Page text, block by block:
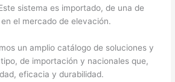
sistema es importado, de una de
el mercado de elevación.
un amplio catálogo de soluciones y
de importación y nacionales que,
eficacia y durabilidad.